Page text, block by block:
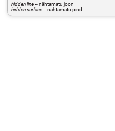
hidden line-- nähtamatu joon
hidden surface-- nähtamatu pind